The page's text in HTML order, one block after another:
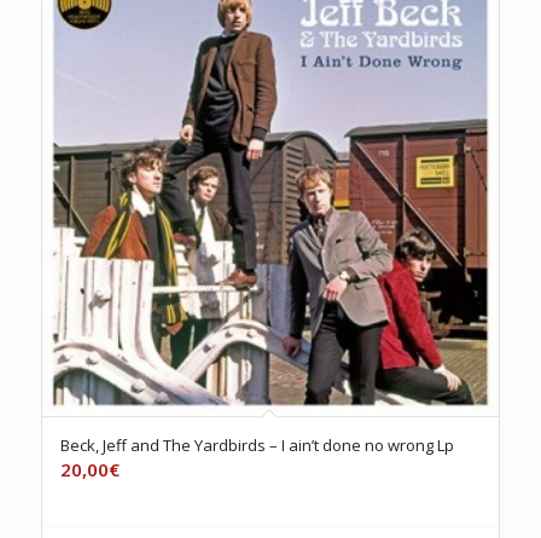
Beck, Jeff and The Yardbirds – I ain’t done no wrong Lp
20,00€